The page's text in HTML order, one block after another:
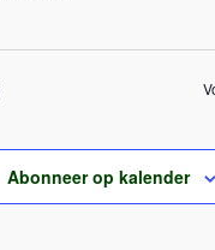
Abonneer op kalender